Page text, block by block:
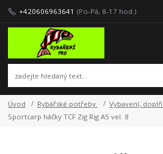
+420606963641 (Po-Pá, 8-17 hod.)
Úvod Rybářské potřeby Vybavení,
Sportcarp háčky TCF Zig Rig A5 vel. 8